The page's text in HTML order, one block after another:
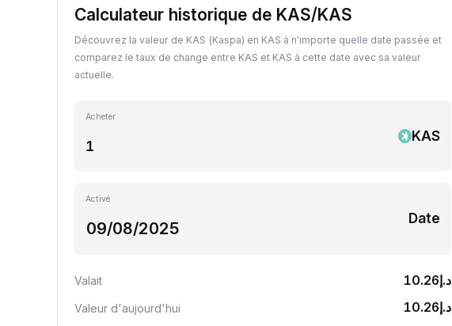
Calculateur historique de KAS/KAS
Découvrez la valeur de KAS (Kaspa) en KAS à n'importe quelle date passée et
comparez le taux de change entre KAS et KAS à cette date avec sa valeur
actuelle.
Acheter
KAS
Activé
Date
Valait د.إ10.26
Valeur d'aujourd'hui د.إ10.26